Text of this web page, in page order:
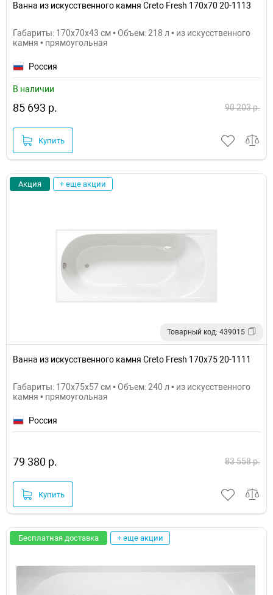
Ванна из искусственного камня Creto Fresh 170х70 20-1113
Габариты: 170x70x43 см • Объем: 218 л • из искусственного
камня • прямоугольная
Россия
В наличии
85 693 р. 90 203 р.
Купить
Акция + еще акции
Товарный код: 439015
Ванна из искусственного камня Creto Fresh 170x75 20-1111
Габариты: 170x75x57 см • Объем: 240 л • из искусственного
камня • прямоугольная
Россия
79 380 р. 83 558 р.
Купить
Бесплатная доставка + еще акции